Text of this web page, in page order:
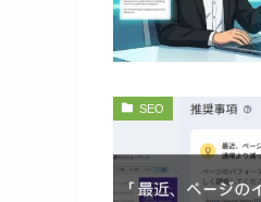
SEO